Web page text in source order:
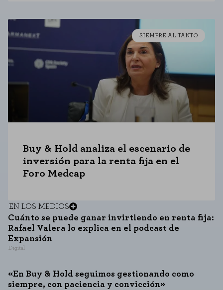
SIEMPRE AL TANTO
Buy & Hold analiza el escenario de
inversión para la renta fija en el
Foro Medcap
EN LOS MEDIOS
Cuánto se puede ganar invirtiendo en renta fija:
Rafael Valera lo explica en el podcast de
Expansión
Digital
«En Buy & Hold seguimos gestionando como
siempre, con paciencia y convicción»